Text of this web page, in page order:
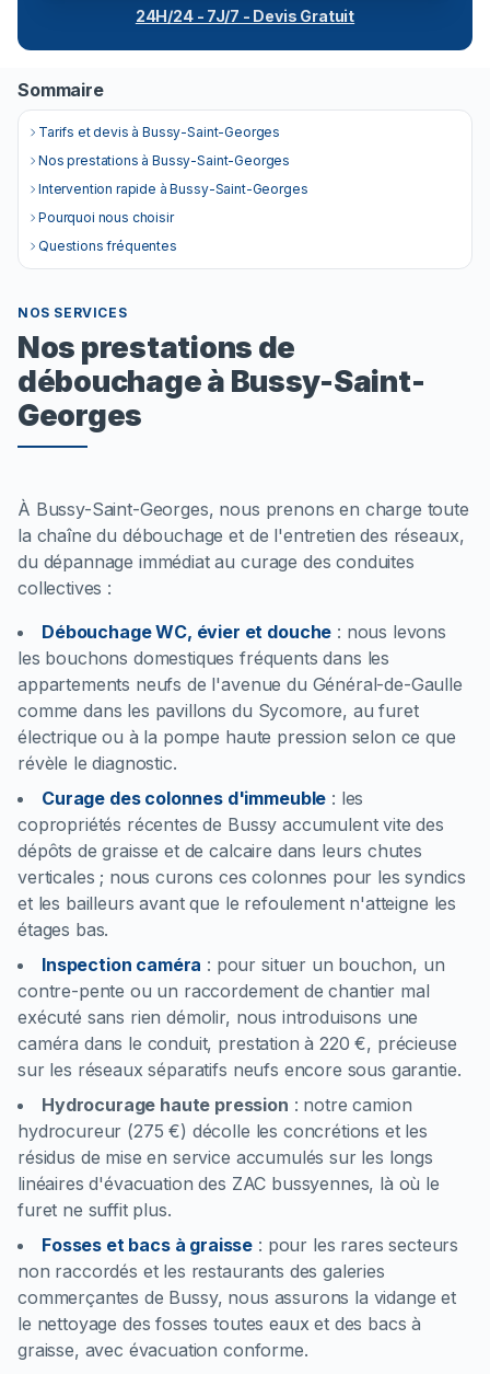
24H/24 - 7J/7 - Devis Gratuit
Sommaire
Tarifs et devis à Bussy-Saint-Georges
Nos prestations à Bussy-Saint-Georges
Intervention rapide à Bussy-Saint-Georges
Pourquoi nous choisir
Questions fréquentes
NOS SERVICES
Nos prestations de
débouchage à Bussy-Saint-
Georges
À Bussy-Saint-Georges, nous prenons en charge toute
la chaîne du débouchage et de l'entretien des réseaux,
du dépannage immédiat au curage des conduites
collectives :
Débouchage WC, évier et douche : nous levons
les bouchons domestiques fréquents dans les
appartements neufs de l'avenue du Général-de-Gaulle
comme dans les pavillons du Sycomore, au furet
électrique ou à la pompe haute pression selon ce que
révèle le diagnostic.
Curage des colonnes d'immeuble : les
copropriétés récentes de Bussy accumulent vite des
dépôts de graisse et de calcaire dans leurs chutes
verticales ; nous curons ces colonnes pour les syndics
et les bailleurs avant que le refoulement n'atteigne les
étages bas.
Inspection caméra : pour situer un bouchon, un
contre-pente ou un raccordement de chantier mal
exécuté sans rien démolir, nous introduisons une
caméra dans le conduit, prestation à 220 €, précieuse
sur les réseaux séparatifs neufs encore sous garantie.
Hydrocurage haute pression : notre camion
hydrocureur (275 €) décolle les concrétions et les
résidus de mise en service accumulés sur les longs
linéaires d'évacuation des ZAC bussyennes, là où le
furet ne suffit plus.
Fosses et bacs à graisse : pour les rares secteurs
non raccordés et les restaurants des galeries
commerçantes de Bussy, nous assurons la vidange et
le nettoyage des fosses toutes eaux et des bacs à
graisse, avec évacuation conforme.